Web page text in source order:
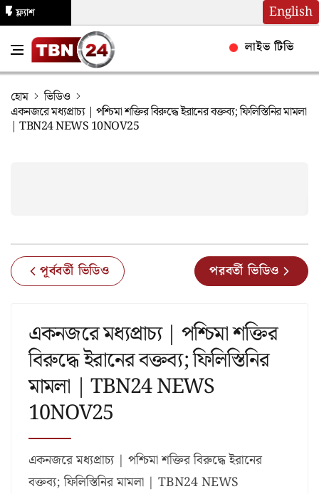
English
ফ্ল্যাশ
লাইভ টিভি
হোম
ভিডিও
একনজরে মধ্যপ্রাচ্য | পশ্চিমা শক্তির বিরুদ্ধে ইরানের বক্তব্য; ফিলিস্তিনির মামলা
| TBN24 NEWS 10NOV25
পূর্ববর্তী ভিডিও পরবর্তী ভিডিও
একনজরে মধ্যপ্রাচ্য | পশ্চিমা শক্তির
বিরুদ্ধে ইরানের বক্তব্য; ফিলিস্তিনির
মামলা | TBN24 NEWS
10NOV25
একনজরে মধ্যপ্রাচ্য | পশ্চিমা শক্তির বিরুদ্ধে ইরানের
বক্তব্য; ফিলিস্তিনির মামলা | TBN24 NEWS